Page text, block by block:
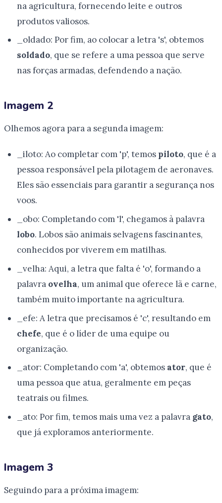
na agricultura, fornecendo leite e outros
produtos valiosos.
_oldado: Por fim, ao colocar a letra 's', obtemos
soldado, que se refere a uma pessoa que serve
nas forças armadas, defendendo a nação.
Imagem 2
Olhemos agora para a segunda imagem:
_iloto: Ao completar com 'p', temos piloto, que é a
pessoa responsável pela pilotagem de aeronaves.
Eles são essenciais para garantir a segurança nos
voos.
_obo: Completando com 'l', chegamos à palavra
lobo. Lobos são animais selvagens fascinantes,
conhecidos por viverem em matilhas.
_velha: Aqui, a letra que falta é 'o', formando a
palavra ovelha, um animal que oferece lã e carne,
também muito importante na agricultura.
_efe: A letra que precisamos é 'c', resultando em
chefe, que é o líder de uma equipe ou
organização.
_ator: Completando com 'a', obtemos ator, que é
uma pessoa que atua, geralmente em peças
teatrais ou filmes.
_ato: Por fim, temos mais uma vez a palavra gato,
que já exploramos anteriormente.
Imagem 3
Seguindo para a próxima imagem: